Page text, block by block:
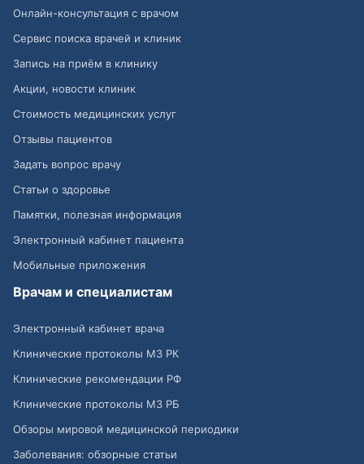
Онлайн-консультация с врачом
Сервис поиска врачей и клиник
Запись на приём в клинику
Акции, новости клиник
Стоимость медицинских услуг
Отзывы пациентов
Задать вопрос врачу
Статьи о здоровье
Памятки, полезная информация
Электронный кабинет пациента
Мобильные приложения
Врачам и специалистам
Электронный кабинет врача
Клинические протоколы МЗ РК
Клинические рекомендации РФ
Клинические протоколы МЗ РБ
Обзоры мировой медицинской периодики
Заболевания: обзорные статьи